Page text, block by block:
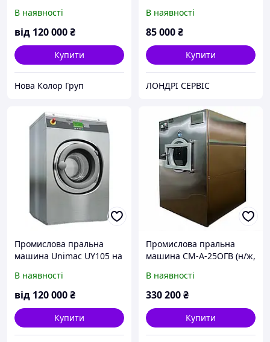
В наявності
від 120 000₴
Купити
Нова Колор Груп
В наявності
85 000₴
Купити
ЛОНДРІ СЕРВІС
Промислова пральна
машина Unimac UY105 на
В наявності
від 120 000₴
Купити
Промислова пральна
машина СМ-А-25ОГВ (н/ж,
електричного нагрівання)
В наявності
330 200₴
Купити